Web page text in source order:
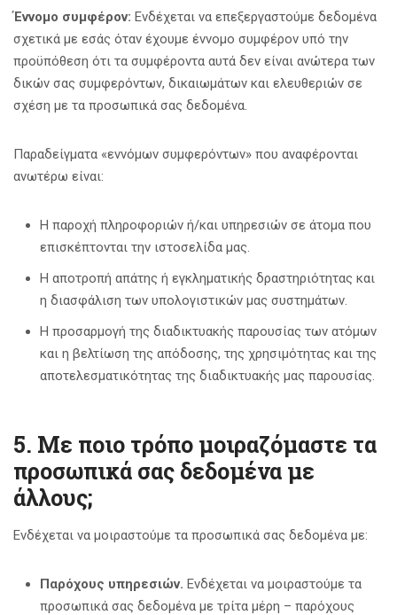
Έννομο συμφέρον: Ενδέχεται να επεξεργαστούμε δεδομένα
σχετικά με εσάς όταν έχουμε έννομο συμφέρον υπό την
προϋπόθεση ότι τα συμφέροντα αυτά δεν είναι ανώτερα των
δικών σας συμφερόντων, δικαιωμάτων και ελευθεριών σε
σχέση με τα προσωπικά σας δεδομένα.
Παραδείγματα «εννόμων συμφερόντων» που αναφέρονται
ανωτέρω είναι:
Η παροχή πληροφοριών ή/και υπηρεσιών σε άτομα που
επισκέπτονται την ιστοσελίδα μας.
Η αποτροπή απάτης ή εγκληματικής δραστηριότητας και
η διασφάλιση των υπολογιστικών μας συστημάτων.
Η προσαρμογή της διαδικτυακής παρουσίας των ατόμων
και η βελτίωση της απόδοσης, της χρησιμότητας και της
αποτελεσματικότητας της διαδικτυακής μας παρουσίας.
5. Με ποιο τρόπο μοιραζόμαστε τα
προσωπικά σας δεδομένα με
άλλους;
Ενδέχεται να μοιραστούμε τα προσωπικά σας δεδομένα με:
Παρόχους υπηρεσιών. Ενδέχεται να μοιραστούμε τα
προσωπικά σας δεδομένα με τρίτα μέρη – παρόχους